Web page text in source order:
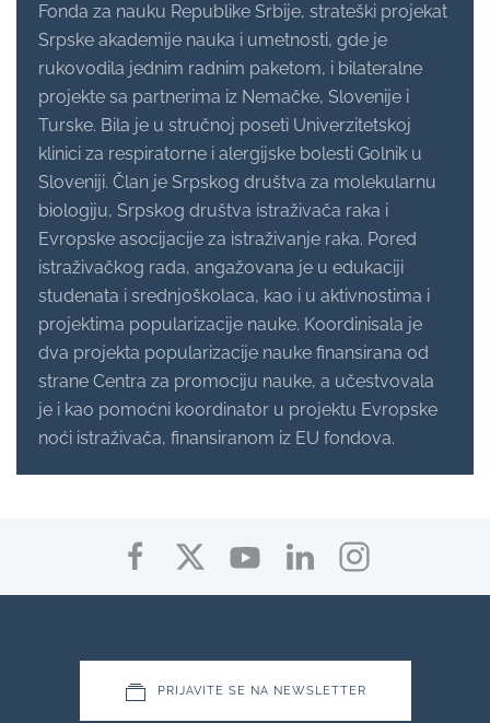
Fonda za nauku Republike Srbije, strateški projekat
Srpske akademije nauka i umetnosti, gde je
rukovodila jednim radnim paketom, i bilateralne
projekte sa partnerima iz Nemačke, Slovenije i
Turske. Bila je u stručnoj poseti Univerzitetskoj
klinici za respiratorne i alergijske bolesti Golnik u
Sloveniji. Član je Srpskog društva za molekularnu
biologiju, Srpskog društva istraživača raka i
Evropske asocijacije za istraživanje raka. Pored
istraživačkog rada, angažovana je u edukaciji
studenata i srednjoškolaca, kao i u aktivnostima i
projektima popularizacije nauke. Koordinisala je
dva projekta popularizacije nauke finansirana od
strane Centra za promociju nauke, a učestvovala
je i kao pomoćni koordinator u projektu Evropske
noći istraživača, finansiranom iz EU fondova.
PRIJAVITE SE NA NEWSLETTER